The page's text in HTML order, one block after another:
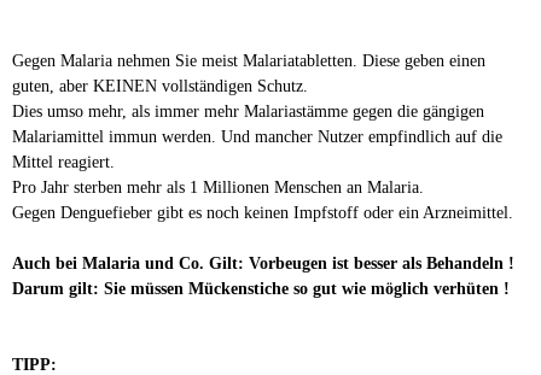
Gegen Malaria nehmen Sie meist Malariatabletten. Diese geben einen
guten, aber KEINEN vollständigen Schutz.
Dies umso mehr, als immer mehr Malariastämme gegen die gängigen
Malariamittel immun werden. Und mancher Nutzer empfindlich auf die
Mittel reagiert.
Pro Jahr sterben mehr als 1 Millionen Menschen an Malaria.
Gegen Denguefieber gibt es noch keinen Impfstoff oder ein Arzneimittel.
Auch bei Malaria und Co. Gilt: Vorbeugen ist besser als Behandeln !
Darum gilt: Sie müssen Mückenstiche so gut wie möglich verhüten !
TIPP: